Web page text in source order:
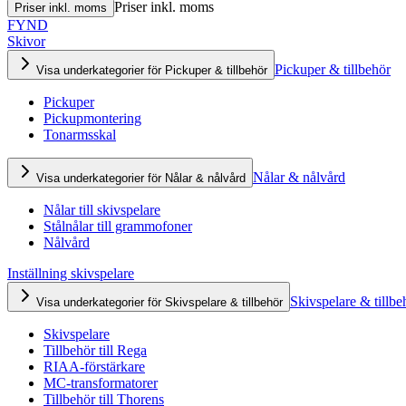
Priser inkl. moms Priser inkl. moms
FYND
Skivor
Visa underkategorier för Pickuper & tillbehör Pickuper & tillbehör
Pickuper
Pickupmontering
Tonarmsskal
Visa underkategorier för Nålar & nålvård Nålar & nålvård
Nålar till skivspelare
Stålnålar till grammofoner
Nålvård
Inställning skivspelare
Visa underkategorier för Skivspelare & tillbehör Skivspelare &
Skivspelare
Tillbehör till Rega
RIAA-förstärkare
MC-transformatorer
Tillbehör till Thorens